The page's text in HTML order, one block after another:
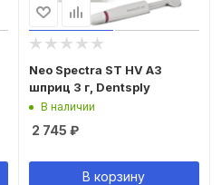
Neo Spectra ST HV A3
шприц 3 г, Dentsply
В наличии
2 745 ₽
В корзину